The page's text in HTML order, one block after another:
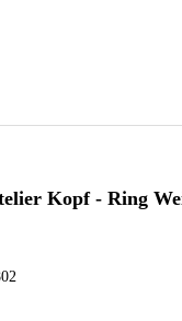
Kopf - Ring